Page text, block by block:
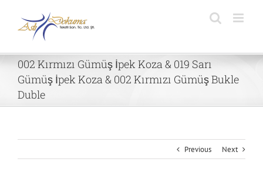
content
002 Kırmızı Gümüş İpek Koza & 019 Sarı
Gümüş İpek Koza & 002 Kırmızı Gümüş Bukle
Duble
Previous Next